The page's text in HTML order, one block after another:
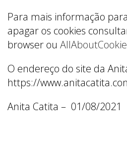
Para mais informação
apagar os cookies
browser ou
O endereço do site da
https://
Anita Catita – 01/08/2021